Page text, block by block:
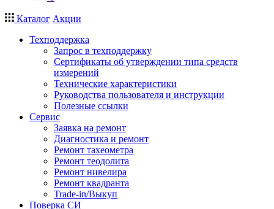
Каталог Акции
Техподдержка
Запрос в техподдержку
Сертификаты об утверждении типа средств
измерений
Технические характеристики
Руководства пользователя и инструкции
Полезные ссылки
Сервис
Заявка на ремонт
Диагностика и ремонт
Ремонт тахеометра
Ремонт теодолита
Ремонт нивелира
Ремонт квадранта
Trade-in/Выкуп
Поверка СИ